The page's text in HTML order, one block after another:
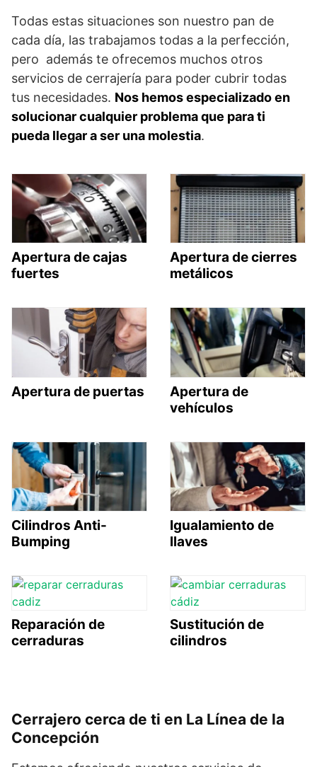
Todas estas situaciones son nuestro pan de
cada día, las trabajamos todas a la perfección,
pero además te ofrecemos muchos otros
servicios de cerrajería para poder cubrir todas
tus necesidades. Nos hemos especializado en
solucionar cualquier problema que para ti
pueda llegar a ser una molestia.
Apertura de cajas
fuertes
Apertura de cierres
metálicos
Apertura de puertas
Apertura de
vehículos
Cilindros Anti-
Bumping
Igualamiento de
llaves
Reparación de
cerraduras
Sustitución de
cilindros
Cerrajero cerca de ti en La Línea de la
Concepción